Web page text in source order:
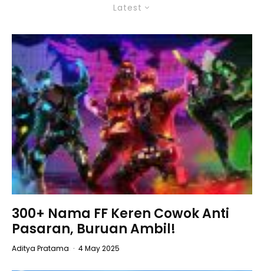
Latest
300+ Nama FF Keren Cowok Anti
Pasaran, Buruan Ambil!
Aditya Pratama · 4 May 2025